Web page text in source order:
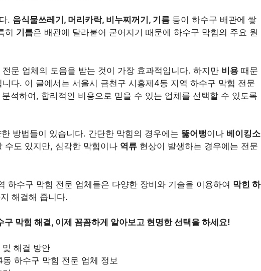
. 음식물쓰레기, 머리카락, 비누찌꺼기, 기름 등이 하수구 배관에 쌓
히 기름은 배관에 달라붙어 굳어지기 때문에 하수구 막힘의 주요 원
전문 업체의 도움을 받는 것이 가장 효과적입니다. 하지만 비용 때문
다. 이 글에서는 서울시 금천구 시흥제4동 지역 하수구 막힘 전문
분석하여, 합리적인 비용으로 믿을 수 있는 업체를 선택할 수 있도록
방법들이 있습니다. 간단한 막힘의 경우에는 뚫어뻥이나 베이킹소
도 있지만, 심각한 막힘이나 역류 현상이 발생하는 경우에는 전문
하수구 막힘 전문 업체들은 다양한 장비와 기술을 이용하여 막힌 하
해결해 줍니다.
막힘 해결, 이제 꼼꼼하게 알아보고 현명한 선택을 하세요!
해결 방안
하수구 막힘 전문 업체 정보